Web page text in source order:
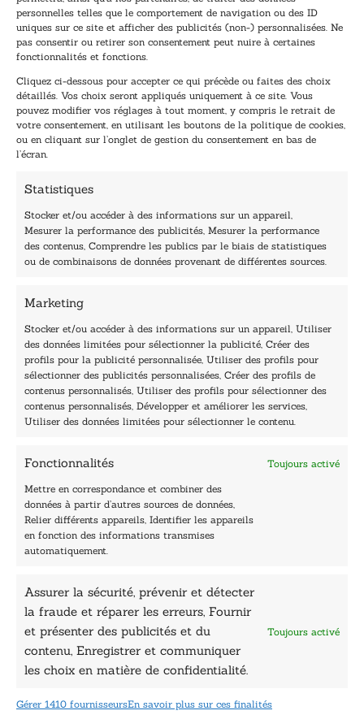
personnelles telles que le comportement de navigation ou des ID
uniques sur ce site et afficher des publicités (non-) personnalisées. Ne
pas consentir ou retirer son consentement peut nuire à certaines
fonctionnalités et fonctions.
Cliquez ci-dessous pour accepter ce qui précède ou faites des choix
détaillés. Vos choix seront appliqués uniquement à ce site. Vous
pouvez modifier vos réglages à tout moment, y compris le retrait de
votre consentement, en utilisant les boutons de la politique de cookies,
ou en cliquant sur l’onglet de gestion du consentement en bas de
l’écran.
Statistiques
Stocker et/ou accéder à des informations sur un appareil,
Mesurer la performance des publicités, Mesurer la performance
des contenus, Comprendre les publics par le biais de statistiques
ou de combinaisons de données provenant de différentes sources.
Marketing
Stocker et/ou accéder à des informations sur un appareil, Utiliser
des données limitées pour sélectionner la publicité, Créer des
profils pour la publicité personnalisée, Utiliser des profils pour
sélectionner des publicités personnalisées, Créer des profils de
contenus personnalisés, Utiliser des profils pour sélectionner des
contenus personnalisés, Développer et améliorer les services,
Utiliser des données limitées pour sélectionner le contenu.
Fonctionnalités Toujours activé
Mettre en correspondance et combiner des
données à partir d’autres sources de données,
Relier différents appareils, Identifier les appareils
en fonction des informations transmises
automatiquement.
Assurer la sécurité, prévenir et détecter
la fraude et réparer les erreurs, Fournir
et présenter des publicités et du
contenu, Enregistrer et communiquer
les choix en matière de confidentialité.
Toujours activé
Gérer 1410 fournisseursEn savoir plus sur ces finalités
Inscrivez-vous à notre newsletter et recevez nos
dernières nouvelles.
m
a
i
l
E
i
l
E
-
E
m
a
i
l
*
TENEZ-MOI AU COURANT !
40, rue du Louvre 75001 Paris
Horaires du standard
De mardi à vendredi :
9h - 12h et 13h30 - 16h30
Lundi, samedi et dimanche : fermé
Navigation
Accueil
Les Plumes du Lys Bleu
Prix sciences humaines et sociales
Nos collections
Nos auteurs
Catalogue
Sciences humaines
Pratique
Le Petit Lys
Données légales
Conditions Générales de vente
Politique de cookies